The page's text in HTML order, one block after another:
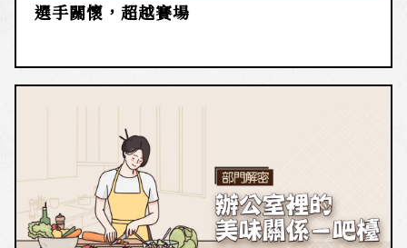
選手關懷，超越賽場